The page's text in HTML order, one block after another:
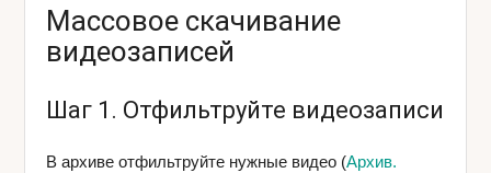
Массовое скачивание
видеозаписей
Шаг 1. Отфильтруйте видеозаписи
В архиве отфильтруйте нужные видео (Архив.